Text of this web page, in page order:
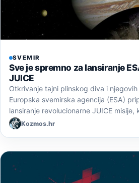
SVEMIR
Sve je spremno za lansiranje
JUICE
Otkrivanje tajni plinskog diva i
Europska svemirska agencija (ESA)
lansiranje revolucionarne JUICE misije,
Kozmos.hr